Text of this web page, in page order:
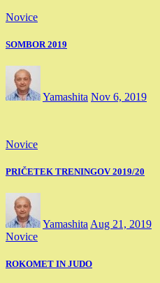
Novice
SOMBOR 2019
Yamashita Nov 6, 2019
Novice
PRIČETEK TRENINGOV 2019/20
Yamashita Aug 21, 2019
Novice
ROKOMET IN JUDO